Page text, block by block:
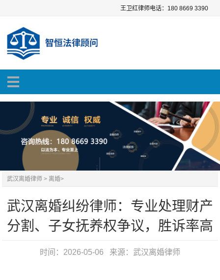
王卫红律师电话：180 8669 3390
武汉离婚律师 > 离婚>
武汉离婚纠纷律师：专业处理财产
分割、子女抚养权争议，胜诉率高
时间：2026-05-06 来源： 武汉离婚律师